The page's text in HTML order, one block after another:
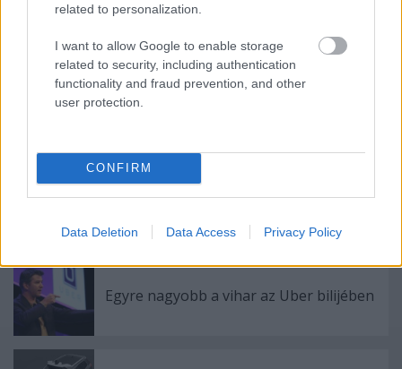
related to personalization.
I want to allow Google to enable storage
related to security, including authentication
functionality and fraud prevention, and other
user protection.
CONFIRM
Data Deletion Data Access Privacy Policy
Ajánlott bejegyzések:
Bődületesen drága lesz az új iPhone
Az Amazon második negyedéves
Egyre nagyobb a vihar az Uber bilijében